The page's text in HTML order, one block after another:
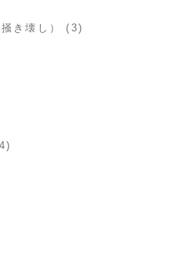
き壊し） (3)